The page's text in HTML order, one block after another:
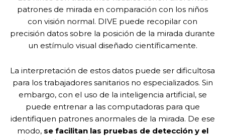
patrones de mirada en comparación con los niños
con visión normal. DIVE puede recopilar con
precisión datos sobre la posición de la mirada durante
un estímulo visual diseñado científicamente.
La interpretación de estos datos puede ser dificultosa
para los trabajadores sanitarios no especializados. Sin
embargo, con el uso de la inteligencia artificial, se
puede entrenar a las computadoras para que
identifiquen patrones anormales de la mirada. De ese
modo, se facilitan las pruebas de detección y el